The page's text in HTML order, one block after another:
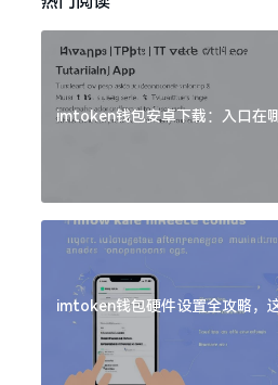
imtoken钱包安卓下载：入口在
imtoken钱包硬件设置全攻略，